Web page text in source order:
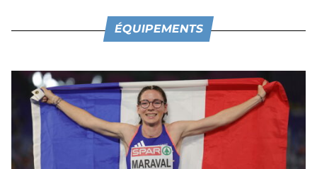
ÉQUIPEMENTS